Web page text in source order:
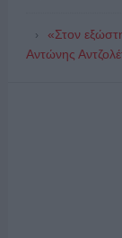
«Στον
Αντώνης